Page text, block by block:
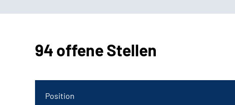
94 offene Stellen
Position